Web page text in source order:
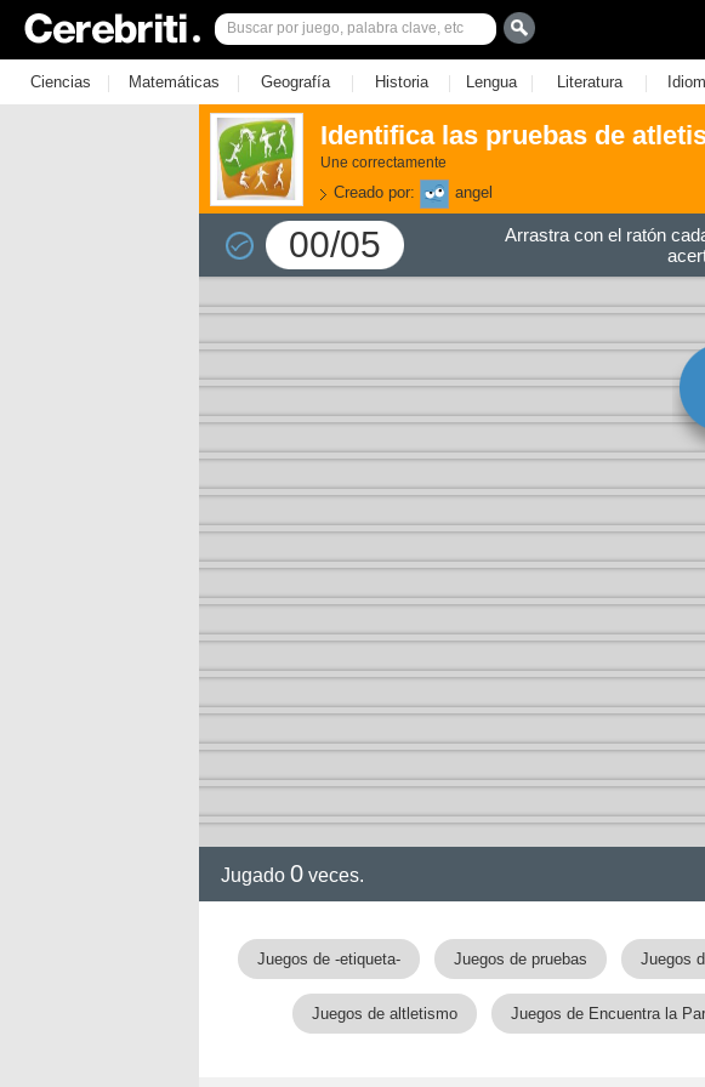
Ciencias | Matemáticas | Geografía | Historia | Lengua | Literatura |
Identifica las pruebas de
Une correctamente
Creado por: angel
00/05
Arrastra con el ratón
Jugado 0 veces.
Juegos de -etiqueta- Juegos de pruebas Juegos
Juegos de altletismo Juegos de Encuentra la